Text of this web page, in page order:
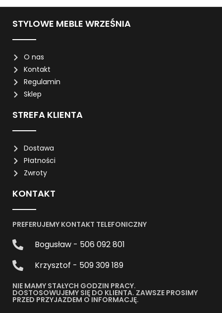
STYLOWE MEBLE WRZEŚNIA
O nas
Kontakt
Regulamin
Sklep
STREFA KLIENTA
Dostawa
Płatności
Zwroty
KONTAKT
PREFERUJEMY KONTAKT TELEFONICZNY
Bogusław - 506 092 801
Krzysztof - 509 309 189
NIE MAMY STAŁYCH GODZIN PRACY.
DOSTOSOWUJEMY SIĘ DO KLIENTA. ZAWSZE PROSIMY
PRZED PRZYJAZDEM O INFORMACJĘ.